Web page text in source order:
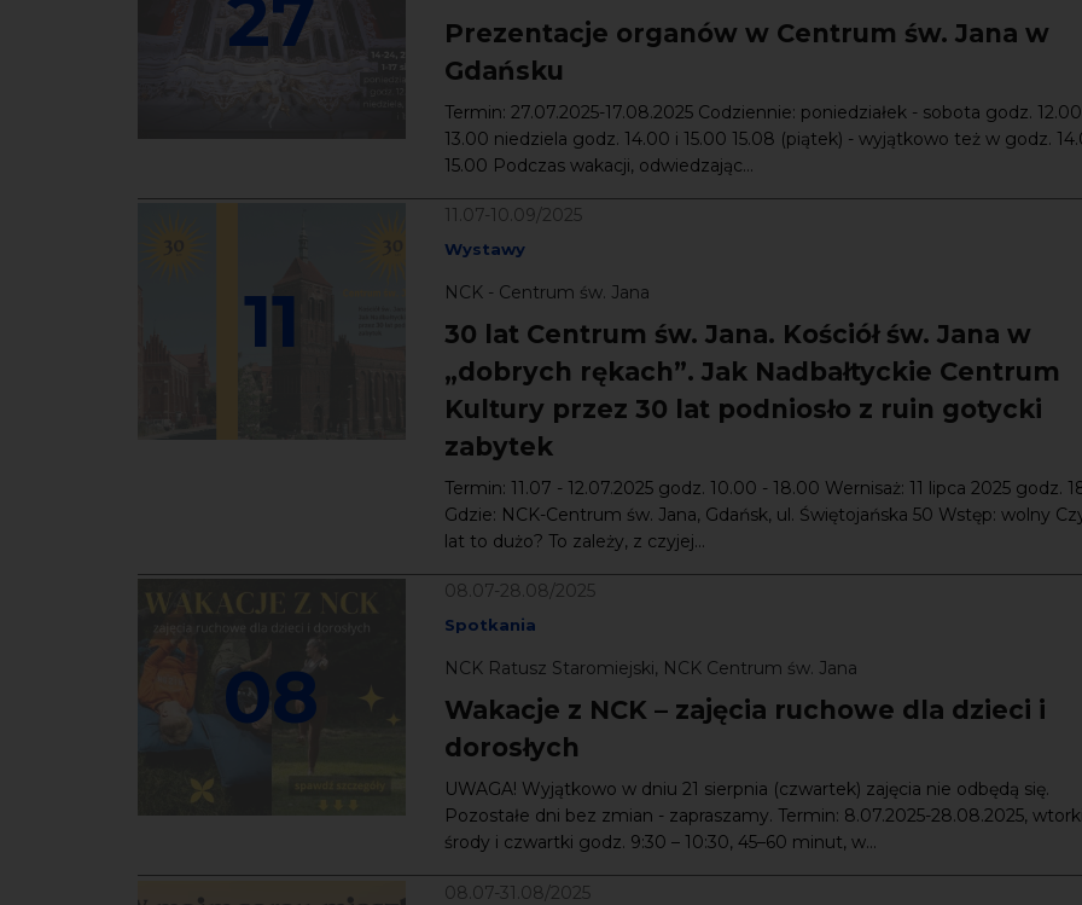
27
Prezentacje organów w Centrum św. Jana w
Gdańsku
Termin: 27.07.2025-17.08.2025 Codziennie: poniedziałek - sobota godz.
13.00 niedziela godz. 14.00 i 15.00 15.08 (piątek) - wyjątkowo też w godz.
15.00 Podczas wakacji, odwiedzając...
11
11.07-10.09/2025
Wystawy
NCK - Centrum św. Jana
30 lat Centrum św. Jana. Kościół św. Jana w
„dobrych rękach”. Jak Nadbałtyckie Centrum
Kultury przez 30 lat podniosło z ruin gotycki
zabytek
Termin: 11.07 - 12.07.2025 godz. 10.00 - 18.00 Wernisaż: 11 lipca 2025 godz.
Gdzie: NCK-Centrum św. Jana, Gdańsk, ul. Świętojańska 50 Wstęp: wolny
lat to dużo? To zależy, z czyjej...
08
08.07-28.08/2025
Spotkania
NCK Ratusz Staromiejski, NCK Centrum św. Jana
Wakacje z NCK – zajęcia ruchowe dla dzieci i
dorosłych
UWAGA! Wyjątkowo w dniu 21 sierpnia (czwartek) zajęcia nie odbędą się.
Pozostałe dni bez zmian - zapraszamy. Termin: 8.07.2025-28.08.2025,
środy i czwartki godz. 9:30 – 10:30, 45–60 minut, w...
08.07-31.08/2025